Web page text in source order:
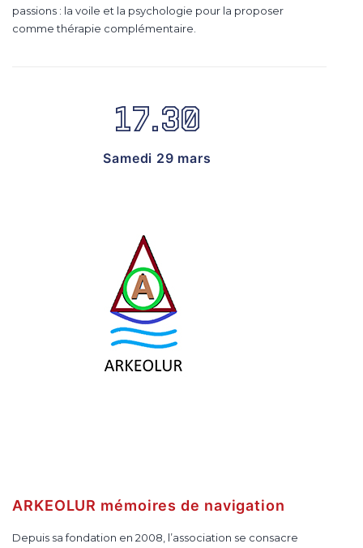
passions : la voile et la psychologie pour la proposer
comme thérapie complémentaire.
17.30
Samedi 29 mars
ARKEOLUR mémoires de navigation
Depuis sa fondation en 2008, l’association se consacre